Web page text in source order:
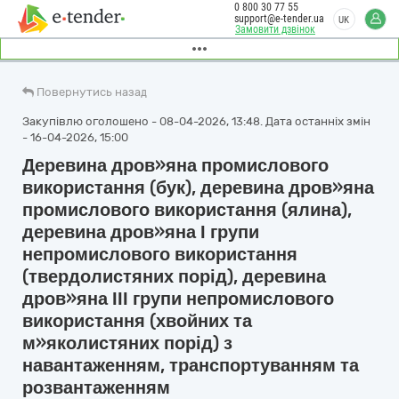
Замовити дзвінок
0 800 30 77 55
support@e-tender.ua
UK
Повернутись назад
Закупівлю оголошено - 08-04-2026, 13:48. Дата останніх змін
- 16-04-2026, 15:00
Деревина дров»яна промислового
використання (бук), деревина дров»яна
промислового використання (ялина),
деревина дров»яна І групи
непромислового використання
(твердолистяних порід), деревина
дров»яна ІІІ групи непромислового
використання (хвойних та
м»яколистяних порід) з
навантаженням, транспортуванням та
розвантаженням